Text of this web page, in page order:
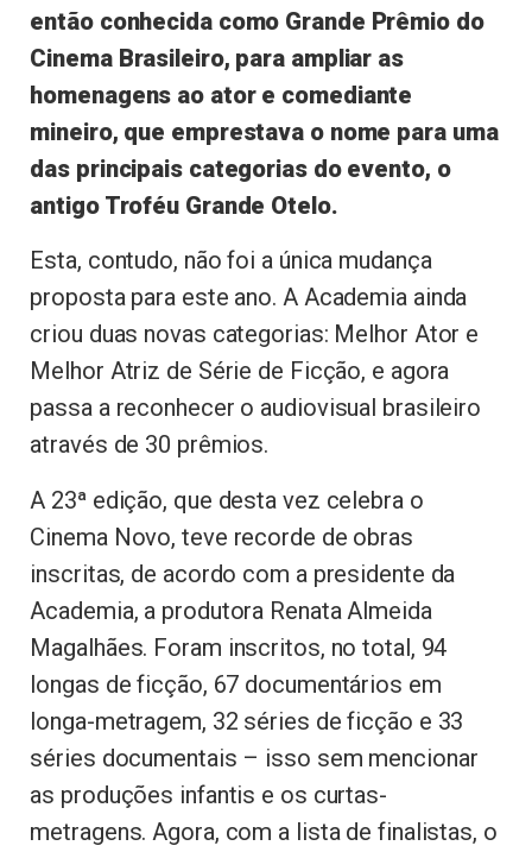
então conhecida como Grande Prêmio do
Cinema Brasileiro, para ampliar as
homenagens ao ator e comediante
mineiro, que emprestava o nome para uma
das principais categorias do evento, o
antigo Troféu Grande Otelo.
Esta, contudo, não foi a única mudança
proposta para este ano. A Academia ainda
criou duas novas categorias: Melhor Ator e
Melhor Atriz de Série de Ficção, e agora
passa a reconhecer o audiovisual brasileiro
através de 30 prêmios.
A 23ª edição, que desta vez celebra o
Cinema Novo, teve recorde de obras
inscritas, de acordo com a presidente da
Academia, a produtora Renata Almeida
Magalhães. Foram inscritos, no total, 94
longas de ficção, 67 documentários em
longa-metragem, 32 séries de ficção e 33
séries documentais – isso sem mencionar
as produções infantis e os curtas-
metragens. Agora, com a lista de finalistas, o